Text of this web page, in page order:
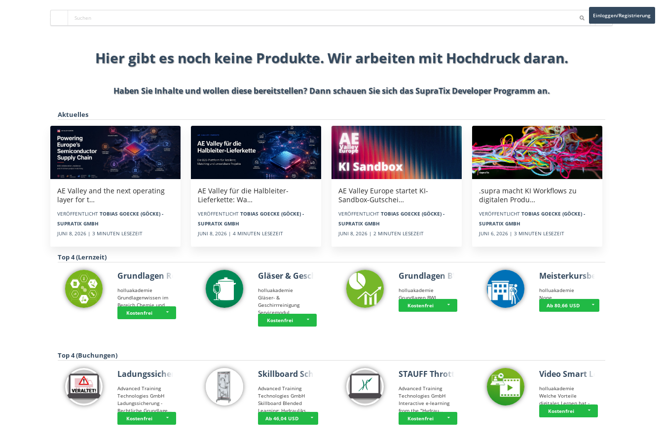
Einloggen/Registrierung
Hier gibt es noch keine Produkte. Wir arbeiten mit Hochdruck daran.
Haben Sie Inhalte und wollen diese bereitstellen? Dann schauen Sie sich dasSupraTix Developer Programman.
Aktuelles
AE Valley and the next operating
layer for t…
VERÖFFENTLICHT TOBIAS GOECKE (GÖCKE) -
SUPRATIX GMBH
JUNI 8, 2026 | 3 MINUTEN LESEZEIT
AE Valley für die Halbleiter-
Lieferkette: Wa…
VERÖFFENTLICHT TOBIAS GOECKE (GÖCKE) -
SUPRATIX GMBH
JUNI 8, 2026 | 4 MINUTEN LESEZEIT
AE Valley Europe startet KI-
Sandbox-Gutschei…
VERÖFFENTLICHT TOBIAS GOECKE (GÖCKE) -
SUPRATIX GMBH
JUNI 8, 2026 | 2 MINUTEN LESEZEIT
.supra macht KI Workflows zu
digitalen Produ…
VERÖFFENTLICHT TOBIAS GOECKE (GÖCKE) -
SUPRATIX GMBH
JUNI 6, 2026 | 3 MINUTEN LESEZEIT
Top 4 (Lernzeit)
Grundlagen Rein…
holluakademie
Grundlagenwissen im
Bereich Chemie und …
Kostenfrei
Gläser & Geschi…
holluakademie
Gläser- &
Geschirrreinigung
Servicemodul
Kostenfrei
Grundlagen BWL
holluakademie
Grundlagen BWL
Kostenfrei
Meisterkursbegl…
holluakademie
None
Ab 80,66 USD
Top 4 (Buchungen)
Ladungssicherung
Advanced Training
Technologies GmbH
Ladungssicherung -
Rechtliche Grundlage…
Kostenfrei
Skillboard Schl…
Advanced Training
Technologies GmbH
Skillboard Blended
Learning: Hydrauliks…
Ab 46,04 USD
STAUFF Throttle…
Advanced Training
Technologies GmbH
Interactive e-learning
from the "Hydrau…
Kostenfrei
Video Smart Lea…
holluakademie
Welche Vorteile
digitales Lernen hat - …
Kostenfrei